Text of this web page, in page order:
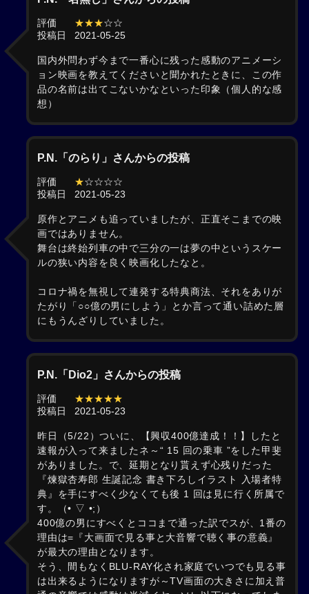
評価 ★★★☆☆
投稿日
2021-05-25
国内外問わず今まで一番心に残った感動のアニメーシ
ョン映画を教えてくださいと聞かれたときに、この作
品の名前は出てこないかなといった印象（個人的な感
想）
P.N.「のらり」さんからの投稿
評価 ★☆☆☆☆
投稿日
2021-05-23
原作とアニメも追っていましたが、正直そこまでの映
画ではありません。
舞台は終始列車の中で三分の一は夢の中というスケー
ルの狭い内容を良く映画化したなと。
コロナ禍を無視して連発する特典商法、それをありが
たがり「○○億の男にしよう」とか言って通い詰めた層
にもうんざりしていました。
P.N.「Dio2」さんからの投稿
評価
★★★★★
投稿日
2021-05-23
昨日（5/22）ついに、【興収400億達成！！】したと
速報が入って来ましたネ～“ 15 回の乗車 ”をした甲斐
がありました。で、延期となり貰えず心残りだった
『煉獄杏寿郎 生誕記念 書き下ろしイラスト 入場者特
典』を手にすべく少なくても後 1 回は見に行く所属で
す。（• ▽ •;）ゞ
400億の男にすべくとココまで通った訳でスが、1番の
理由は=『大画面で見る事と大音響で聴く事の意義』
が最大の理由となります。
そう、間もなくBLU-RAY化され家庭でいつでも見る事
は出来るようになりますが～TV画面の大きさに加え普